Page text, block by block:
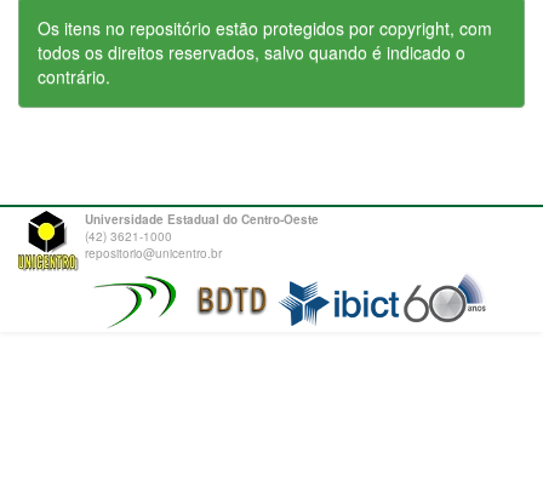
Os itens no repositório estão protegidos por copyright, com
todos os direitos reservados, salvo quando é indicado o
contrário.
Universidade Estadual do Centro-Oeste
(42) 3621-1000
repositorio@unicentro.br